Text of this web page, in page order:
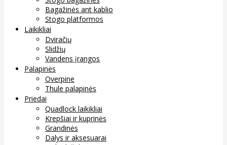
Bagažinės ant kablio
Stogo platformos
Laikikliai
Dviračių
Slidžių
Vandens įrangos
Palapinės
Overpine
Thule palapinės
Priedai
Quadlock laikikliai
Krepšiai ir kuprinės
Grandinės
Dalys ir aksesuarai